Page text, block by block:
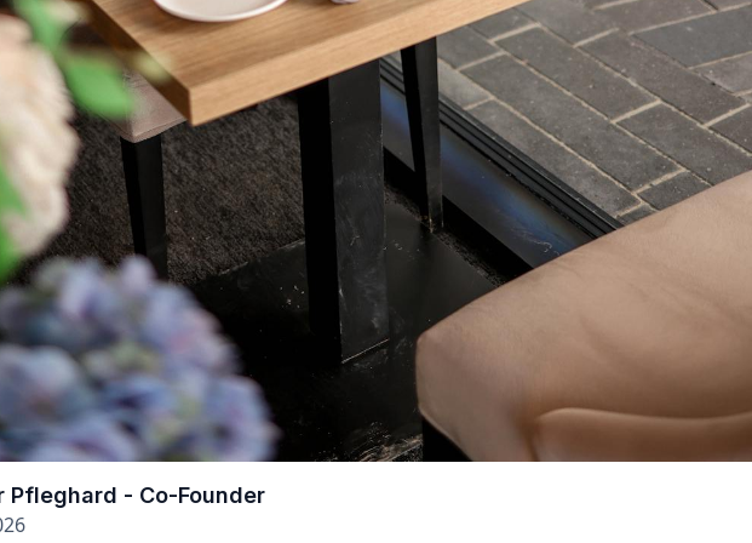
Pfleghard - Co-Founder